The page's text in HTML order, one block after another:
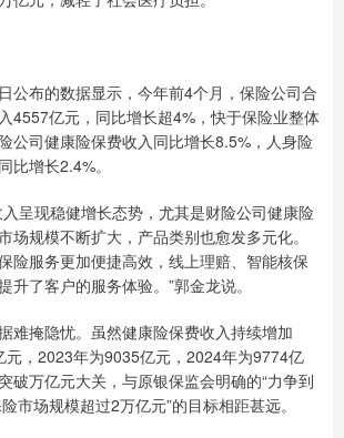
布的数据显示，今年前4个月，保险公司合
4557亿元，同比增长超4%，快于保险业整体
公司健康险保费收入同比增长8.5%，人身险
比增长2.4%。
呈现稳健增长态势，尤其是财险公司健康险
场规模不断扩大，产品类别也愈发多元化。
险服务更加便捷高效，线上理赔、智能核保
升了客户的服务体验。”郭金龙说。
掩隐忧。虽然健康险保费收入持续增加
，2023年为9035亿元，2024年为9774亿
破万亿元大关，与原银保监会明确的“力争到
市场规模超过2万亿元”的目标相距甚远。